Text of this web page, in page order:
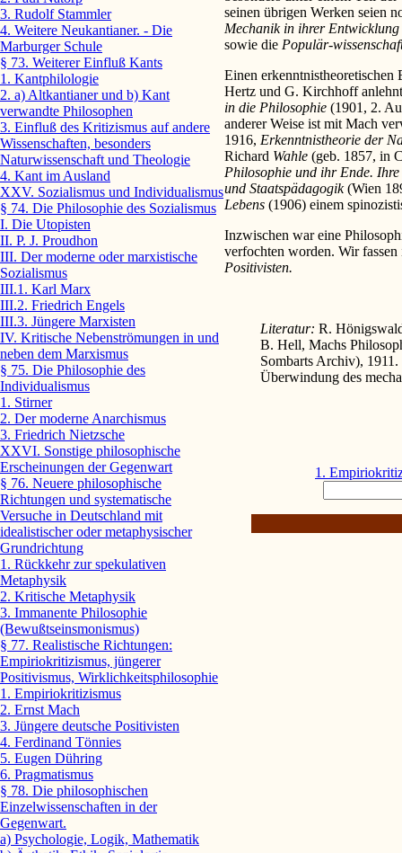
seinen übrigen Werken seien
Mechanik in ihrer
sowie die Populär-
Einen
Hertz und G. Kirchhoff
in die Philosophie (1901, 2.
anderer Weise ist mit Mach
1916, Erkenntnistheorie der
Richard Wahle (geb. 1857, in
Philosophie und ihr Ende.
und Staatspädagogik(Wien
Lebens (1906) einem
Inzwischen war eine
verfochten worden. Wir
Positivisten.
Literatur: R.
B. Hell, Machs
Sombarts Archiv),
Überwindung des
1.
3. Rudolf Stammler
4. Weitere Neukantianer. - Die
Marburger Schule
§ 73. Weiterer Einfluß Kants
1. Kantphilologie
2. a) Altkantianer und b) Kant
verwandte Philosophen
3. Einfluß des Kritizismus auf andere
Wissenschaften, besonders
Naturwissenschaft und Theologie
4. Kant im Ausland
XXV. Sozialismus und Individualismus
§ 74. Die Philosophie des Sozialismus
I. Die Utopisten
II. P. J. Proudhon
III. Der moderne oder marxistische
Sozialismus
III.1. Karl Marx
III.2. Friedrich Engels
III.3. Jüngere Marxisten
IV. Kritische Nebenströmungen in und
neben dem Marxismus
§ 75. Die Philosophie des
Individualismus
1. Stirner
2. Der moderne Anarchismus
3. Friedrich Nietzsche
XXVI. Sonstige philosophische
Erscheinungen der Gegenwart
§ 76. Neuere philosophische
Richtungen und systematische
Versuche in Deutschland mit
idealistischer oder metaphysischer
Grundrichtung
1. Rückkehr zur spekulativen
Metaphysik
2. Kritische Metaphysik
3. Immanente Philosophie
(Bewußtseinsmonismus)
§ 77. Realistische Richtungen:
Empiriokritizismus, jüngerer
Positivismus, Wirklichkeitsphilosophie
1. Empiriokritizismus
2. Ernst Mach
3. Jüngere deutsche Positivisten
4. Ferdinand Tönnies
5. Eugen Dühring
6. Pragmatismus
§ 78. Die philosophischen
Einzelwissenschaften in der
Gegenwart.
a) Psychologie, Logik, Mathematik